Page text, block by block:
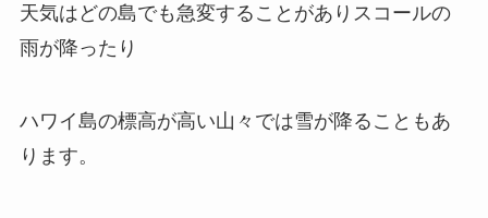
天気はどの島でも急変することがありスコールの
雨が降ったり
ハワイ島の標高が高い山々では雪が降ることもあ
ります。